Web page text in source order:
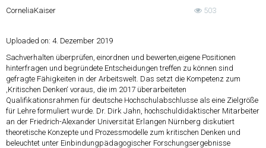
CorneliaKaiser 503
Uploaded on: 4. Dezember 2019
Sachverhalten überprüfen, einordnen und bewerten,eigene Positionen
hinterfragen und begründete Entscheidungen treffen zu können sind
gefragte Fähigkeiten in der Arbeitswelt. Das setzt die Kompetenz zum
‚Kritischen Denken‘ voraus, die im 2017 überarbeiteten
Qualifikationsrahmen für deutsche Hochschulabschlusse als eine Zielgröße
für Lehre formuliert wurde. Dr. Dirk Jahn, hochschuldidaktischer Mitarbeiter
an der Friedrich-Alexander Universität Erlangen Nürnberg diskutiert
theoretische Konzepte und Prozessmodelle zum kritischen Denken und
beleuchtet unter Einbindungpädagogischer Forschungsergebnisse